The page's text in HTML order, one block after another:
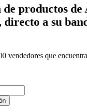
productos de
directo a su
vendedores que